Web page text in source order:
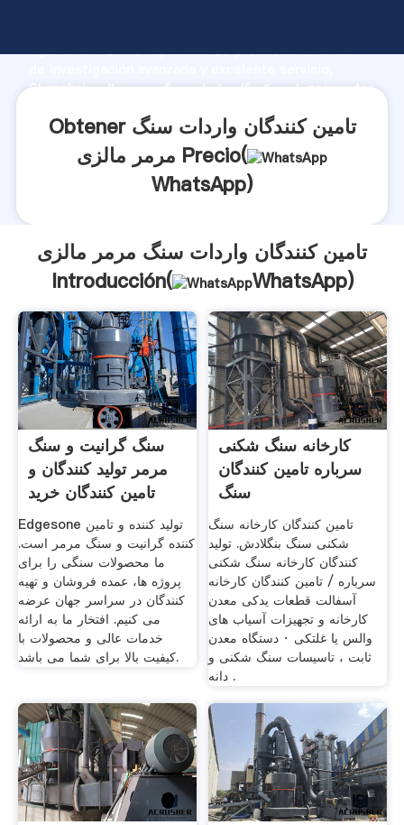
Agarrando fuerte capacidad de producción, fuerza
Shanghai تامین کنندگان واردات سنگ مرمر مالزی proveedor
Obtener تامین کنندگان واردات سنگ
مرمر مالزی Precio(
WhatsApp)
تامین کنندگان واردات سنگ مرمر مالزی
Introducción(
WhatsApp)
سنگ گرانیت و سنگ
مرمر تولید کنندگان و
تامین کنندگان خرید
Edgesone تولید کننده و تامین
کننده گرانیت و سنگ مرمر است.
ما محصولات سنگی را برای
پروژه ها، عمده فروشان و تهیه
کنندگان در سراسر جهان عرضه
می کنیم. افتخار ما به ارائه
خدمات عالی و محصولات با
کیفیت بالا برای شما می باشد.
کارخانه سنگ شکنی
سرباره تامین کنندگان
سنگ
تامین کنندگان کارخانه سنگ
شکنی سنگ بنگلادش. تولید
کنندگان کارخانه سنگ شکنی
سرباره / تامین کنندگان کارخانه
آسفالت قطعات یدکی معدن
کارخانه و تجهیزات آسیاب های
والس یا غلتکی · دستگاه معدن
ثابت ، تاسیسات سنگ شکنی و
دانه .